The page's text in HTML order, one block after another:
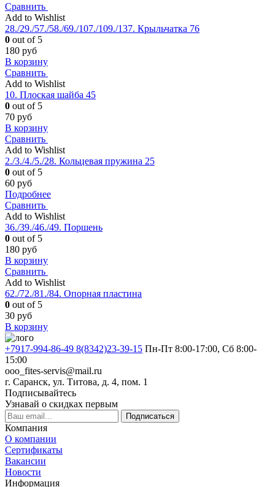
Сравнить
Add to Wishlist
28./29./57./58./69./107./109./137. Крыльчатка 76
0 out of 5
180 руб
В корзину
Сравнить
Add to Wishlist
10. Плоская шайба 45
0 out of 5
70 руб
В корзину
Сравнить
Add to Wishlist
2./3./4./5./28. Кольцевая пружина 25
0 out of 5
60 руб
Подробнее
Сравнить
Add to Wishlist
36./39./46./49. Поршень
0 out of 5
180 руб
В корзину
Сравнить
Add to Wishlist
62./72./81./84. Опорная пластина
0 out of 5
30 руб
В корзину
+7917-994-86-49 8(8342)23-39-15 Пн-Пт 8:00-17:00, Сб 8:00-
15:00
ooo_fites-servis@mail.ru
г. Саранск, ул. Титова, д. 4, пом. 1
Подписывайтесь
Узнавай о скидках первым
Подписаться
Компания
О компании
Сертификаты
Вакансии
Новости
Информация